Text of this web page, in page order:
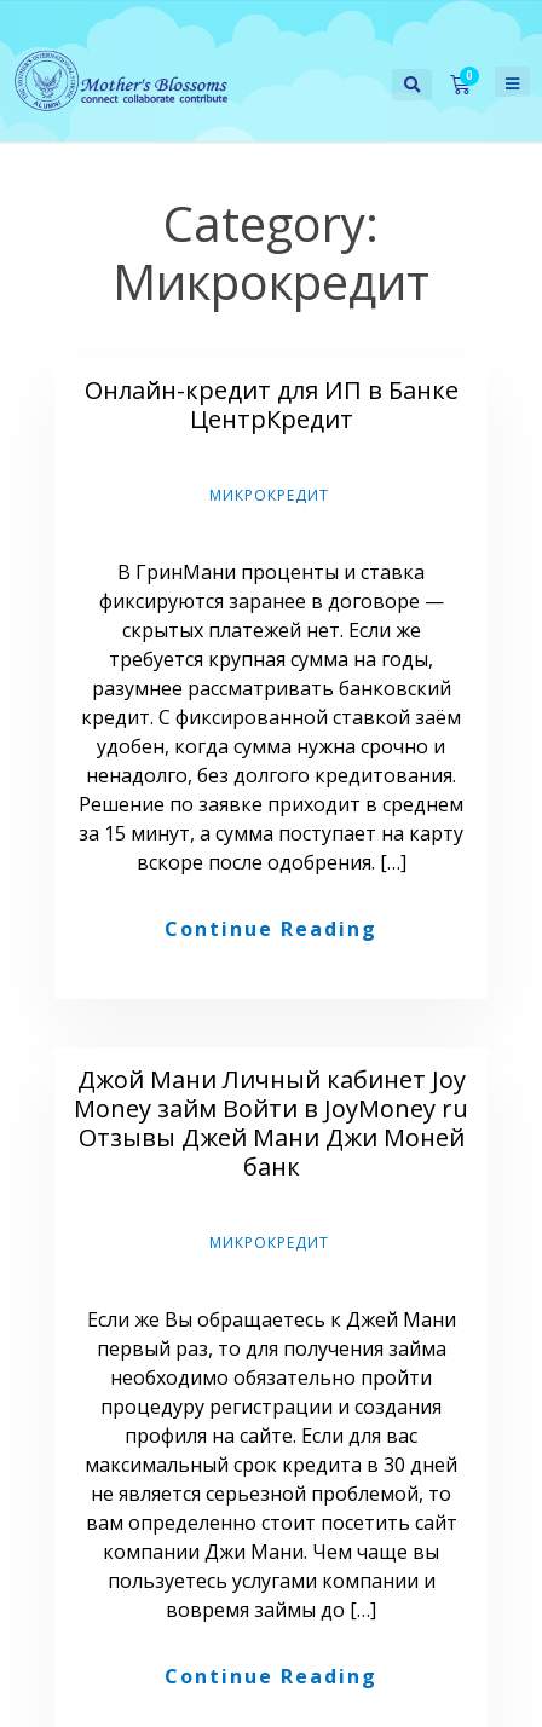
Category:
Микрокредит
Онлайн-кредит для ИП в Банке
ЦентрКредит
МИКРОКРЕДИТ
В ГринМани проценты и ставка
фиксируются заранее в договоре —
скрытых платежей нет. Если же
требуется крупная сумма на годы,
разумнее рассматривать банковский
кредит. С фиксированной ставкой заём
удобен, когда сумма нужна срочно и
ненадолго, без долгого кредитования.
Решение по заявке приходит в среднем
за 15 минут, а сумма поступает на карту
вскоре после одобрения. […]
Continue Reading
Джой Мани Личный кабинет Joy
Money займ Войти в JoyMoney ru
Отзывы Джей Мани Джи Моней
банк
МИКРОКРЕДИТ
Если же Вы обращаетесь к Джей Мани
первый раз, то для получения займа
необходимо обязательно пройти
процедуру регистрации и создания
профиля на сайте. Если для вас
максимальный срок кредита в 30 дней
не является серьезной проблемой, то
вам определенно стоит посетить сайт
компании Джи Мани. Чем чаще вы
пользуетесь услугами компании и
вовремя займы до […]
Continue Reading